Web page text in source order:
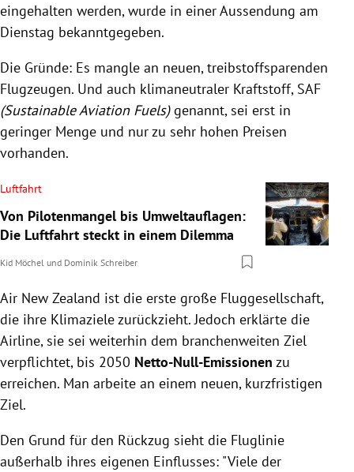
eingehalten werden, wurde in einer Aussendung am
Dienstag bekanntgegeben.
Die Gründe: Es mangle an neuen, treibstoffsparenden
Flugzeugen. Und auch klimaneutraler Kraftstoff, SAF
(Sustainable Aviation Fuels)genannt, sei erst in
geringer Menge und nur zu sehr hohen Preisen
vorhanden.
Luftfahrt
Von Pilotenmangel bis Umweltauflagen:
Die Luftfahrt steckt in einem Dilemma
Kid Möchel und Dominik Schreiber
Air New Zealand ist die erste große Fluggesellschaft,
die ihre Klimaziele zurückzieht. Jedoch erklärte die
Airline, sie sei weiterhin dem branchenweiten Ziel
verpflichtet, bis 2050 Netto-Null-Emissionen zu
erreichen. Man arbeite an einem neuen, kurzfristigen
Ziel.
Den Grund für den Rückzug sieht die Fluglinie
außerhalb ihres eigenen Einflusses: "Viele der